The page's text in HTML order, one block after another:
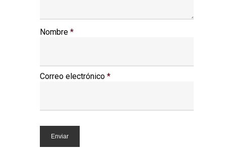
Nombre *
Correo electrónico *